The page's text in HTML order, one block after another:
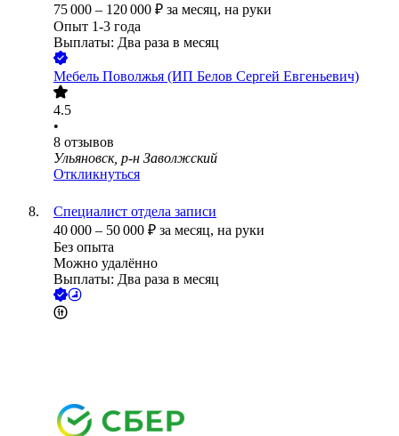
75 000 – 120 000 ₽ за месяц, на руки
Опыт 1-3 года
Выплаты: Два раза в месяц
Мебель Поволжья (ИП Белов Сергей Евгеньевич)
4.5
•
8 отзывов
Ульяновск, р-н Заволжский
Откликнуться
Специалист отдела записи
40 000 – 50 000 ₽ за месяц, на руки
Без опыта
Можно удалённо
Выплаты: Два раза в месяц